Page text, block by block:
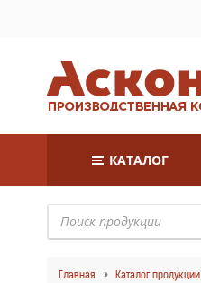
КАТАЛОГ
Главная Каталог продукции